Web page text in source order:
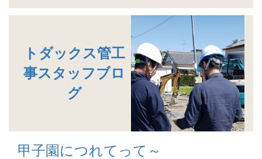
トダックス管工
事スタッフブロ
グ
甲子園につれてって～